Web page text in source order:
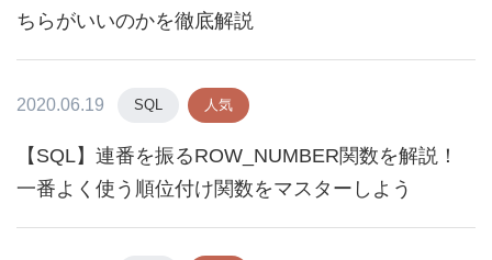
ちらがいいのかを徹底解説
2020.06.19 SQL 人気
【SQL】連番を振るROW_NUMBER関数を解説！
一番よく使う順位付け関数をマスターしよう